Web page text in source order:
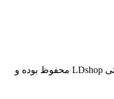
کلیه حقوق برای سایت فروشگاه اینترنتی LDshop محفوظ بوده و